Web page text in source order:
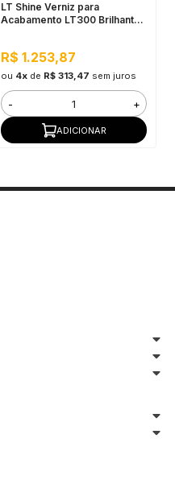
LT Shine Verniz para
Acabamento LT300 Brilhante
R$ 1.253,87
ou 4xde R$ 313,47 sem juros
- +
ADICIONAR